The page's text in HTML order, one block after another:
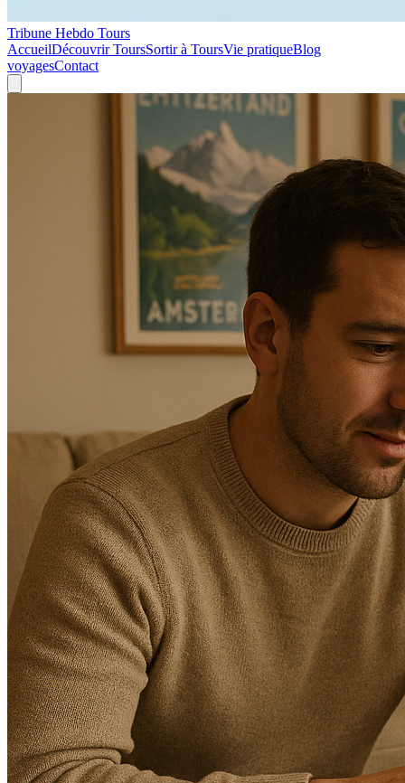
Tribune Hebdo Tours
AccueilDécouvrir ToursSortir à ToursVie pratiqueBlog
voyagesContact